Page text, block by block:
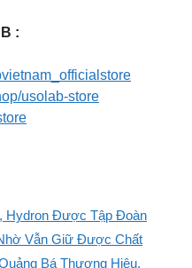
:
usolab-store
Hydron Được Tập Đoàn
Vẫn Giữ Được Chất
Bá Thương Hiệu,